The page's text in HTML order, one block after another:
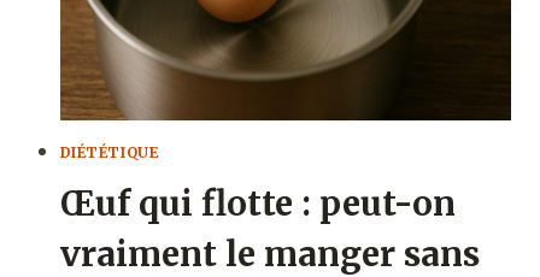
DIÉTÉTIQUE
Œuf qui flotte : peut-on
vraiment le manger sans